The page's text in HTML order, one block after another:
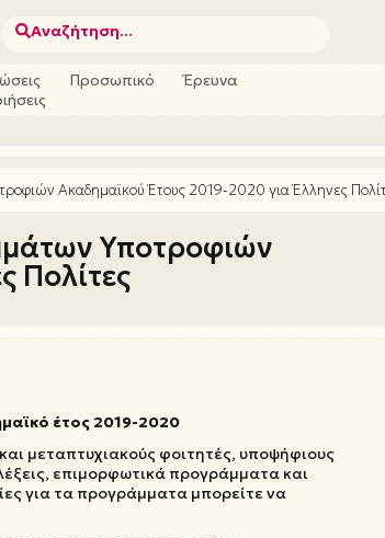
Αναζήτηση...
Προσωπικό
Έρευνα
Ακαδημαϊκού Έτους 2019-2020 για Έλληνες
Υποτροφιών
Πολίτες
έτος 2019-2020
μεταπτυχιακούς φοιτητές, υποψήφιους
επιμορφωτικά προγράμματα και
για τα προγράμματα μπορείτε να